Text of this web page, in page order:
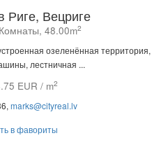
Риге, Вецриге
48.00m2
озеленённая территория,
лестничная ...
EUR / m2
marks@cityreal.lv
в фавориты